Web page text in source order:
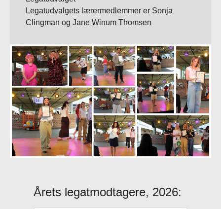
Legatudvalgets lærermedlemmer er Sonja
Clingman og Jane Winum Thomsen
Årets legatmodtagere, 2026: